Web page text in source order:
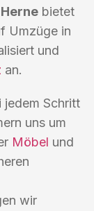
bietet
Umzüge in
und
an.
jedem Schritt
uns um
Möbel und
wir